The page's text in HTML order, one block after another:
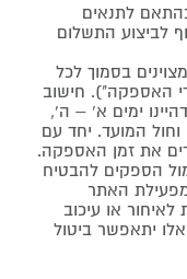
לתנאים
לביצוע התשלום
בסמוך לכל
האספקה"). חישוב
ימים א' – ה',
המועד. יחד עם
את זמן האספקה.
הספקים להבטיח
האתר
או עיכוב
יתאפשר ביטול